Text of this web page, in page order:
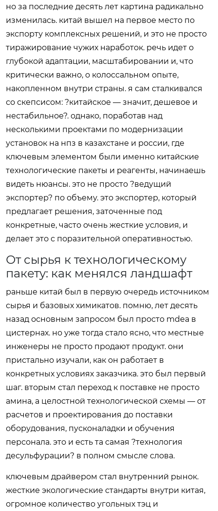
но за последние десять лет картина радикально
изменилась. китай вышел на первое место по
экспорту комплексных решений, и это не просто
тиражирование чужих наработок. речь идет о
глубокой адаптации, масштабировании и, что
критически важно, о колоссальном опыте,
накопленном внутри страны. я сам сталкивался
со скепсисом: ?китайское — значит, дешевое и
нестабильное?. однако, поработав над
несколькими проектами по модернизации
установок на нпз в казахстане и россии, где
ключевым элементом были именно китайские
технологические пакеты и реагенты, начинаешь
видеть нюансы. это не просто ?ведущий
экспортер? по объему. это экспортер, который
предлагает решения, заточенные под
конкретные, часто очень жесткие условия, и
делает это с поразительной оперативностью.
От сырья к технологическому
пакету: как менялся ландшафт
раньше китай был в первую очередь источником
сырья и базовых химикатов. помню, лет десять
назад основным запросом был просто mdea в
цистернах. но уже тогда стало ясно, что местные
инженеры не просто продают продукт. они
пристально изучали, как он работает в
конкретных условиях заказчика. это был первый
шаг. вторым стал переход к поставке не просто
амина, а целостной технологической схемы — от
расчетов и проектирования до поставки
оборудования, пусконаладки и обучения
персонала. это и есть та самая ?технология
десульфурации? в полном смысле слова.
ключевым драйвером стал внутренний рынок.
жесткие экологические стандарты внутри китая,
огромное количество угольных тэц и